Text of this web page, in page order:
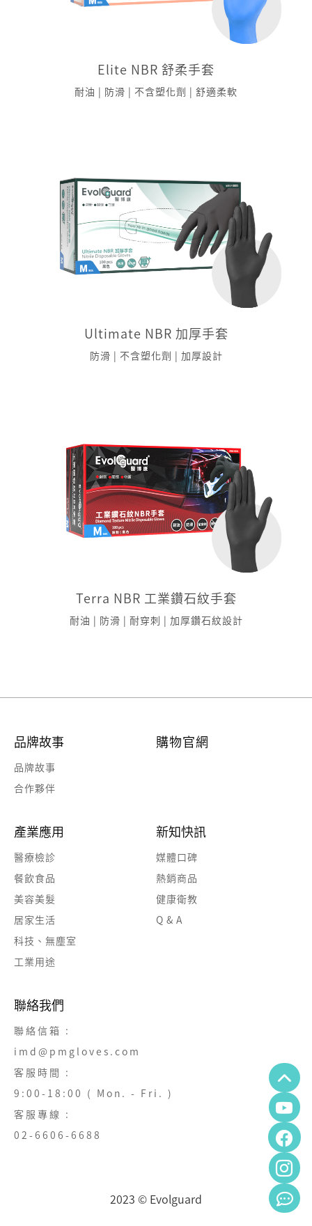
Elite NBR 舒柔手套
耐油 | 防滑 | 不含塑化劑 | 舒適柔軟
Ultimate NBR 加厚手套
防滑 | 不含塑化劑 | 加厚設計
Terra NBR 工業鑽石紋手套
耐油 | 防滑 | 耐穿刺 | 加厚鑽石紋設計
購物官網
品牌故事
品牌故事
合作夥伴
產業應用
醫療檢診
餐飲食品
美容美髮
居家生活
科技、無塵室
工業用途
新知快訊
媒體口碑
熱銷商品
健康衛教
Q & A
聯絡我們
聯絡信箱 :
imd@pmgloves.com
客服時間 :
9:00-18:00 ( Mon. - Fri. )
客服專線 :
02-6606-6688
2023 © Evolguard